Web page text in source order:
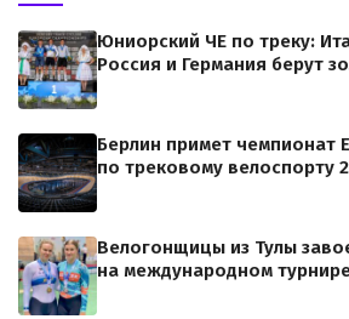
Юниорский ЧЕ по треку:
Россия и Германия берут
Берлин примет чемпионат
по трековому велоспорту
Велогонщицы из Тулы
на международном